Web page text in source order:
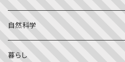
チャイルドブックアップル（2・3歳～）
外国の絵本
昔話・民話
評論
エッセイ・日記
自然科学
暮らし